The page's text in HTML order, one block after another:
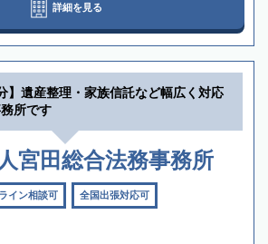
詳細を見る
】遺産整理・家族信託など幅広く対応
所です
宮田総合法務事務所
イン相談可 全国出張対応可